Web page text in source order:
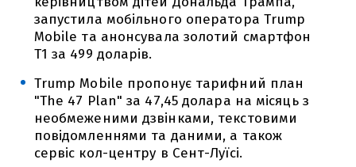
запустила мобільного оператора Trump
Mobile та анонсувала золотий смартфон
T1 за 499 доларів.
Trump Mobile пропонує тарифний план
"The 47 Plan" за 47,45 долара на місяць з
необмеженими дзвінками, текстовими
повідомленнями та даними, а також
сервіс кол-центру в Сент-Луїсі.